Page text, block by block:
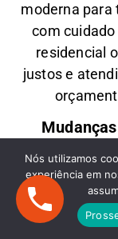
moderna para
com
residencial
justos e
Precisa de
Paulo para
logística
Nós utilizamos
experiência em